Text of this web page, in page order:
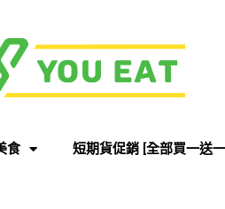
食 短期貨促銷 [全部買一送